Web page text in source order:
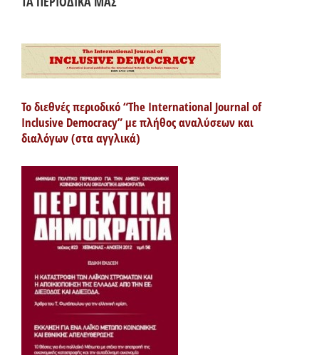
Το διεθνές περιοδικό “The International Journal of
Inclusive Democracy” με πλήθος αναλύσεων και
διαλόγων (στα αγγλικά)